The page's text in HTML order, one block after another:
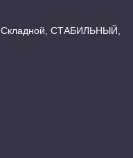
Складной, СТАБИЛЬНЫЙ,